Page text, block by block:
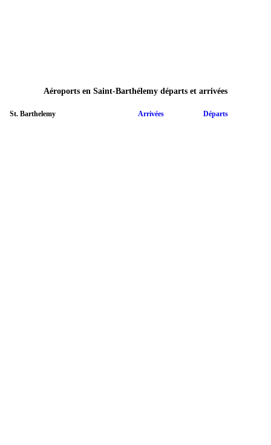
Aéroports en Saint-Barthélemy départs et arrivées
St. Barthelemy Arrivées Départs